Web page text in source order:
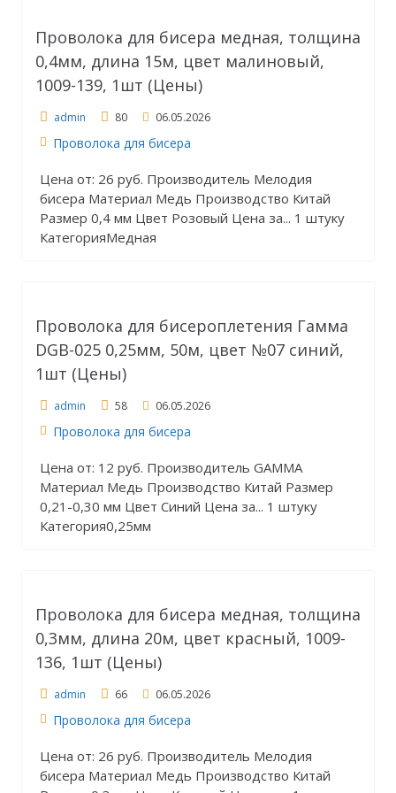
Проволока для бисера медная, толщина
0,4мм, длина 15м, цвет малиновый,
1009-139, 1шт (Цены)
admin 80 06.05.2026
Проволока для бисера
Цена от: 26 руб. Производитель Мелодия
бисера Материал Медь Производство Китай
Размер 0,4 мм Цвет Розовый Цена за... 1 штуку
КатегорияМедная
Проволока для бисероплетения Гамма
DGB-025 0,25мм, 50м, цвет №07 синий,
1шт (Цены)
admin 58 06.05.2026
Проволока для бисера
Цена от: 12 руб. Производитель GAMMA
Материал Медь Производство Китай Размер
0,21-0,30 мм Цвет Синий Цена за... 1 штуку
Категория0,25мм
Проволока для бисера медная, толщина
0,3мм, длина 20м, цвет красный, 1009-
136, 1шт (Цены)
admin 66 06.05.2026
Проволока для бисера
Цена от: 26 руб. Производитель Мелодия
бисера Материал Медь Производство Китай